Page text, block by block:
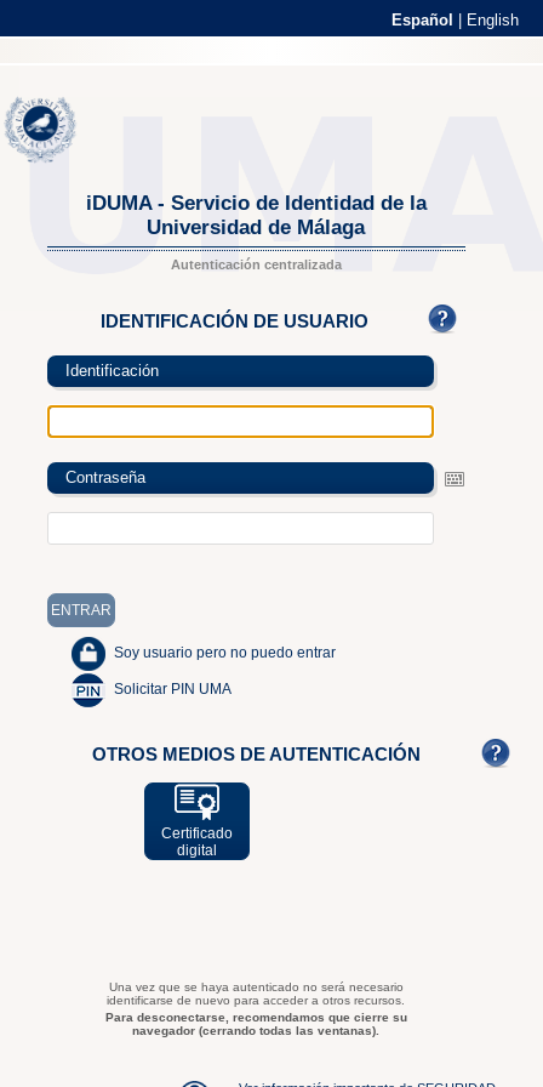
Español English
iDUMA - Servicio de Identidad de la
Universidad de Málaga
Autenticación centralizada
IDENTIFICACIÓN DE USUARIO
Identificación
Contraseña
Soy usuario pero no puedo entrar
Solicitar PIN UMA
OTROS MEDIOS DE AUTENTICACIÓN
Certificado
digital
Una vez que se haya autenticado no será necesario
identificarse de nuevo para acceder a otros recursos.
Para desconectarse, recomendamos que cierre su
navegador (cerrando todas las ventanas).